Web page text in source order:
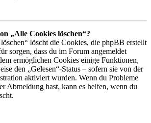
„Alle Cookies löschen“?
löscht die Cookies, die phpBB erstellt
sorgen, dass du im Forum angemeldet
ermöglichen Cookies einige Funktionen,
den „Gelesen“-Status – sofern sie von der
aktiviert wurden. Wenn du Probleme
Abmeldung hast, kann es helfen, wenn du